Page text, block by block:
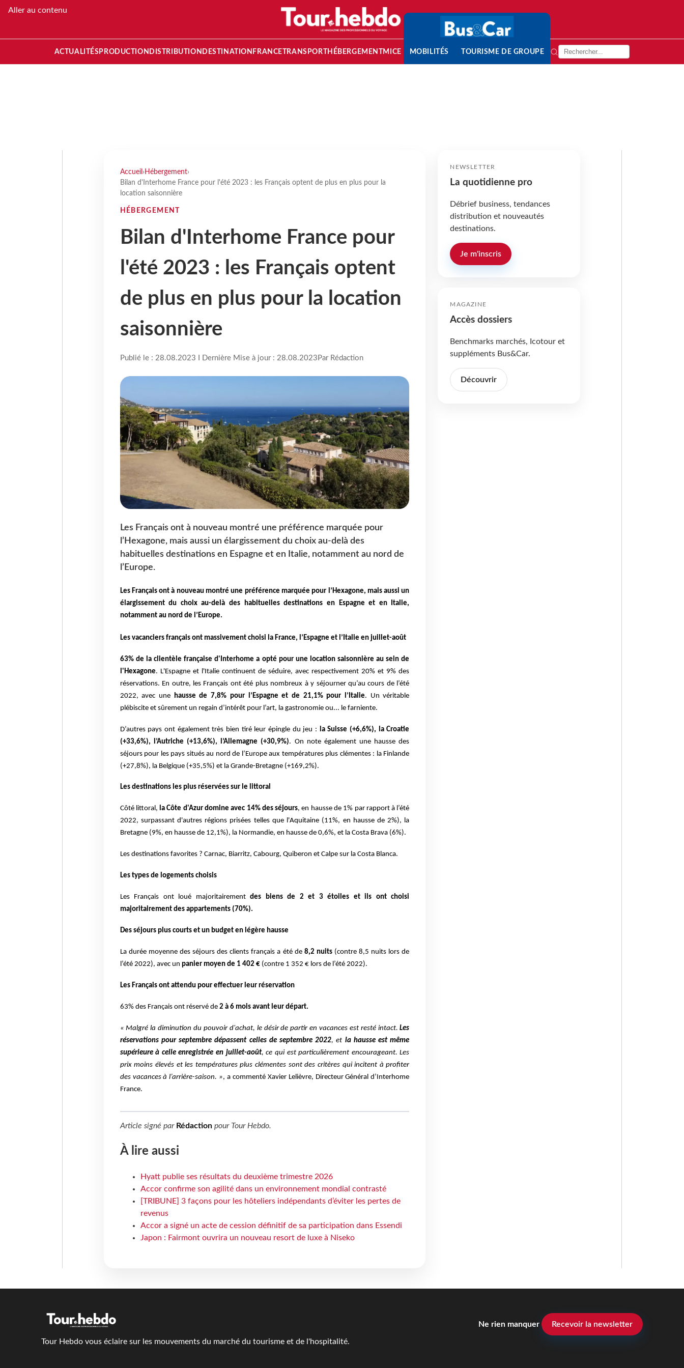
Aller au contenu
ACTUALITÉS PRODUCTION DISTRIBUTION DESTINATION FRANCETRANSPORT HÉBERGEMENTMICE MOBILITÉS TOURISME DE GROUPE
Accueil › Hébergement›
Bilan d'Interhome France pour l'été 2023 : les Français optent de plus en plus pour la
location saisonnière
HÉBERGEMENT
Bilan d'Interhome France pour
l'été 2023 : les Français optent
de plus en plus pour la location
saisonnière
Publié le : 28.08.2023 I Dernière Mise à jour : 28.08.2023 Par Rédaction
Les Français ont à nouveau montré une préférence marquée pour
l’Hexagone, mais aussi un élargissement du choix au-delà des
habituelles destinations en Espagne et en Italie, notamment au nord de
l’Europe.
Les Français ont à nouveau montré une préférence marquée pour l’Hexagone, mais aussi un
élargissement du choix au-delà des habituelles destinations en Espagne et en Italie,
notamment au nord de l’Europe.
Les vacanciers français ont massivement choisi la France, l’Espagne et l’Italie en juillet-août
63% de la clientèle française d'Interhome a opté pour une location saisonnière au sein de
l'Hexagone. L'Espagne et l'Italie continuent de séduire, avec respectivement 20% et 9% des
réservations. En outre, les Français ont été plus nombreux à y séjourner qu’au cours de l’été
2022, avec une hausse de 7,8% pour l’Espagne et de 21,1% pour l’Italie. Un véritable
plébiscite et sûrement un regain d’intérêt pour l’art, la gastronomie ou... le farniente.
D’autres pays ont également très bien tiré leur épingle du jeu : la Suisse (+6,6%), la Croatie
(+33,6%), l’Autriche (+13,6%), l’Allemagne (+30,9%). On note également une hausse des
séjours pour les pays situés au nord de l’Europe aux températures plus clémentes : la Finlande
(+27,8%), la Belgique (+35,5%) et la Grande-Bretagne (+169,2%).
Les destinations les plus réservées sur le littoral
Côté littoral, la Côte d'Azur domine avec 14% des séjours, en hausse de 1% par rapport à l’été
2022, surpassant d'autres régions prisées telles que l'Aquitaine (11%, en hausse de 2%), la
Bretagne (9%, en hausse de 12,1%), la Normandie, en hausse de 0,6%, et la Costa Brava (6%).
Les destinations favorites ? Carnac, Biarritz, Cabourg, Quiberon et Calpe sur la Costa Blanca.
Les types de logements choisis
Les Français ont loué majoritairementdes biens de 2 et 3 étoiles et ils ont choisi
majoritairement des appartements (70%).
Des séjours plus courts et un budget en légère hausse
La durée moyenne des séjours des clients français a été de8,2 nuits (contre 8,5 nuits lors de
l’été 2022), avec un panier moyen de 1 402 € (contre 1 352 € lors de l’été 2022).
Les Français ont attendu pour effectuer leur réservation
63% des Français ont réservé de2 à 6 mois avant leur départ.
« Malgré la diminution du pouvoir d'achat, le désir de partir en vacances est resté intact.Les
réservations pour septembre dépassent celles de septembre 2022, et la hausse est même
supérieure à celle enregistrée en juillet-août, ce qui est particulièrement encourageant. Les
prix moins élevés et les températures plus clémentes sont des critères qui incitent à profiter
des vacances à l’arrière-saison. », a commenté Xavier Lelièvre, Directeur Général d’Interhome
France.
Article signé par Rédactionpour Tour Hebdo.
À lire aussi
Hyatt publie ses résultats du deuxième trimestre 2026
Accor confirme son agilité dans un environnement mondial contrasté
[TRIBUNE] 3 façons pour les hôteliers indépendants d’éviter les pertes de
revenus
Accor a signé un acte de cession définitif de sa participation dans Essendi
Japon : Fairmont ouvrira un nouveau resort de luxe à Niseko
NEWSLETTER
La quotidienne pro
Débrief business, tendances
distribution et nouveautés
destinations.
Je m'inscris
MAGAZINE
Accès dossiers
Benchmarks marchés, Icotour et
suppléments Bus&Car.
Découvrir
Tour Hebdo vous éclaire sur les mouvements du marché du tourisme et de l'hospitalité.
Ne rien manquer Recevoir la newsletter